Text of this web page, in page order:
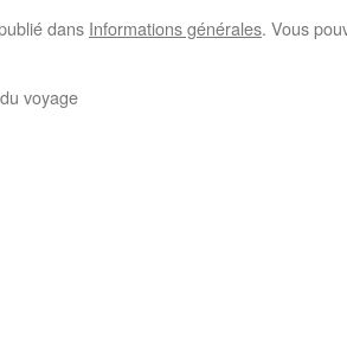
dans Informations générales. Vous
voyage